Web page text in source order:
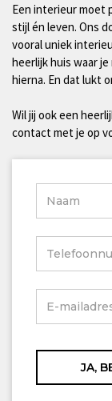
Een interieur moet
stijl én leven. Ons
vooral uniek
heerlijk huis waar
hierna. En dat lukt
Wil jij ook een
contact met je op